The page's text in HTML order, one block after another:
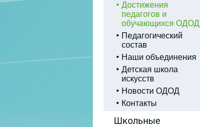
Достижения
педагогов и
обучающихся ОДОД
Педагогический
состав
Наши объединения
Детская школа
искусств
Новости ОДОД
Контакты
Школьные